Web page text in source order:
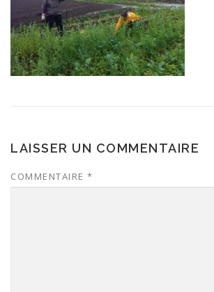
LAISSER UN COMMENTAIRE
COMMENTAIRE *